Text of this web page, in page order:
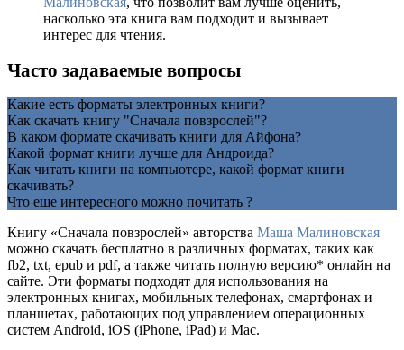
насколько эта книга вам подходит и вызывает
интерес для чтения.
Часто задаваемые вопросы
Какие есть форматы электронных книги?
Как скачать книгу "Сначала повзрослей"?
В каком формате скачивать книги для Айфона?
Какой формат книги лучше для Андроида?
Как читать книги на компьютере, какой формат книги
скачивать?
Что еще интересного можно почитать ?
Книгу «Сначала повзрослей» авторства Маша Малиновская
можно скачать бесплатно в различных форматах, таких как
fb2, txt, epub и pdf, а также читать полную версию* онлайн на
сайте. Эти форматы подходят для использования на
электронных книгах, мобильных телефонах, смартфонах и
планшетах, работающих под управлением операционных
систем Android, iOS (iPhone, iPad) и Mac.